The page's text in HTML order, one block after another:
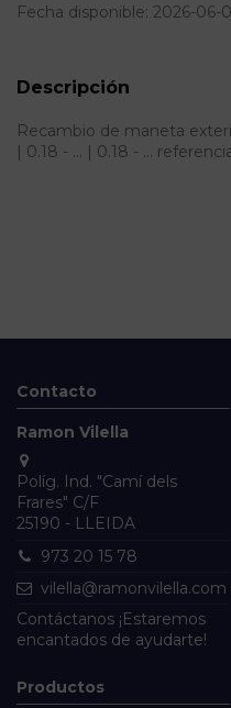
Fecha disponible: 2026-06-
Descripción
Recambio de maneta
| 0.18 - ... | 0.18 - ...
Contacto
Ramon Vilella
Políg. Ind. "Camí dels
Frares" C/F
25190 - LLEIDA
973 20 15 78
vilella@ramonvilella.com
Contáctanos ¡Estaremos
encantados de ayudarte!
Productos